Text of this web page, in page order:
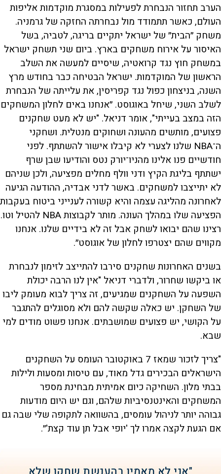
הערב תחזור הנבחרת לפעילות במסגרת מוקדמות אליפות
העולם, כאשר תתמודד מול נבחרתה החזקה של גרמניה.
משחק ״הבית״ של ישראל יתקיים בריגה, לטביה, בשל
האיסור על אירוח משחקים בארץ. ביום שני תשחק ישראל
במשחק חוץ נגד קרואטיה, שיסיים למעשה את השלב
הראשון של המוקדמות. ישראל הבטיחה כבר בחודש מרץ
השנה, בניצחון כפול נגד קפריסין, את עלייתה של הנבחרת
לשלב השני, שיחל באוגוסט. ״אנחנו באים לחלון המשחקים
הזה במצב בעייתי", אומר דניאל. "יש לא מעט שחקנים
פצועים, מותשים מהעונה ושחוקים מנטלית. ושחקני
ה־NBA שלנו לצערי לא קיבלו אישור להשתתף. לפני
חודשיים פנו אלינו מהניו־יורק נטס והודיעו שבן שרף
ישתתף בליגת הקיץ ודני וולף מחלים מפציעה, ולכן שניהם
לא יתייצבו למשחקים. באשר לדני אבדיה, ההודעה הגיעה
לאחרונה מהליגה עצמה והיא קשורה לענייני ביטוח בעקבות
הפציעה שלו במהלך העונה. מותר לקבוצות NBA להטיל וטו.
רצינו שהם יבואו לשחק אבל זה לא בידיים שלנו. אנחנו
מקווים שהם יצטרפו לחלון של אוגוסט״.
בשנים האחרונות שחקנים סירבו להתייצב לזימון לנבחרת
או ביקשו שחרור, ולדברי דניאל "אין לנו הרבה יכולת
השפעה על השחקנים שמגיעים, זה צריך לבוא מעומק ליבו
של השחקן. יש כאלה שקשה להם ולא מסוגלים להתגבר
על הקושי, יש פצועים שמושבתים. אנחנו פשוט מודים למי
שבא.
"צריך לזכור שמאז 7 באוקטובר העומס על השחקנים
הישראלים הבכירים גדל מאוד, עם טיסות ומסעות ולילות
בבתי מלון. השחיקה כיום אמיתית מבחינת מספר
המשחקים והאינטנסיביות שלהם, וגם יש היום מודעות
גבוהה יותר לניהול עומסים, בהשוואה לתקופה שלי שבה גם
אם הגעת לקצה אמרו לך 'יופי אבל תן עוד קצת'״.